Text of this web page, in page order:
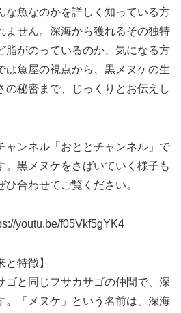
な魚なのかを詳しく知っている方
ません。深海から獲れるその独特
脂がのっているのか、気になる方
は魚屋の視点から、黒メヌケの生
の秘密まで、じっくりとお伝えし
ャンネル「おととチャンネル」で
。黒メヌケをさばいていく様子も
合わせてご覧ください。
youtu.be/f05Vkf5gYK4
と特徴】
ゴと同じフサカサゴの仲間で、深
。「メヌケ」という名前は、深海